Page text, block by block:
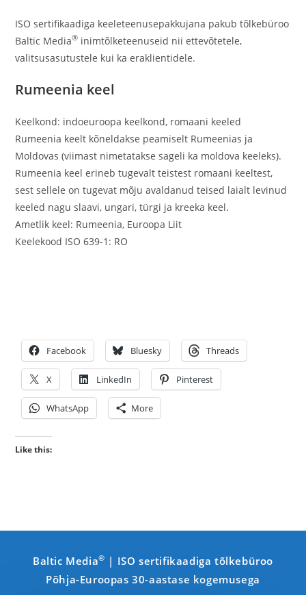
ISO sertifikaadiga keeleteenusepakkujana pakub tõlkebüroo
Baltic Media® inimtõlketeenuseid nii ettevõtetele,
valitsusasutustele kui ka eraklientidele.
Rumeenia keel
Keelkond: indoeuroopa keelkond, romaani keeled
Rumeenia keelt kõneldakse peamiselt Rumeenias ja
Moldovas (viimast nimetatakse sageli ka moldova keeleks).
Rumeenia keel erineb tugevalt teistest romaani keeltest,
sest sellele on tugevat mõju avaldanud teised laialt levinud
keeled nagu slaavi, ungari, türgi ja kreeka keel.
Ametlik keel: Rumeenia, Euroopa Liit
Keelekood ISO 639-1: RO
Facebook Bluesky Threads
X LinkedIn Pinterest
WhatsApp More
Like this:
Baltic Media® | ISO sertifikaadiga tõlkebüroo
Põhja-Euroopas 30-aastase kogemusega